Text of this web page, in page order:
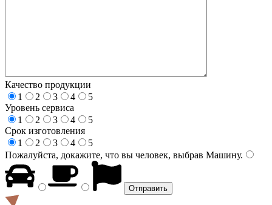
Качество продукции
1
2 3 4
5
Уровень сервиса
1
2 3 4
5
Срок изготовления
1
2 3 4
5
Пожалуйста, докажите, что вы человек, выбрав Машину.